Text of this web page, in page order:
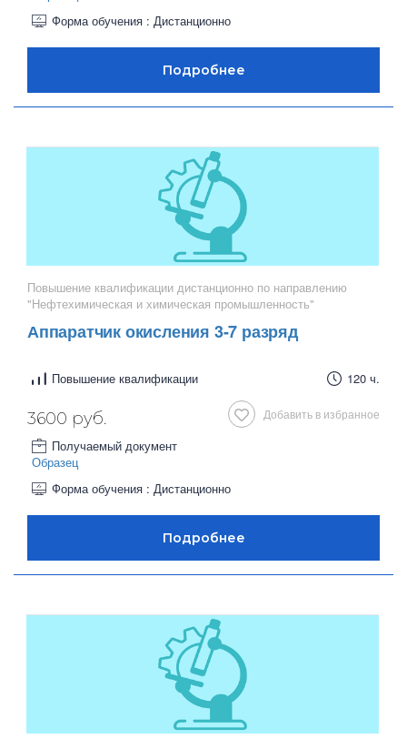
Форма обучения : Дистанционно
Повышение квалификации дистанционно по направлению
"Нефтехимическая и химическая промышленность"
Аппаратчик окисления 3-7 разряд
Повышение квалификации 120 ч.
Добавить в избранное
3600 руб.
Получаемый документ
Образец
Форма обучения : Дистанционно